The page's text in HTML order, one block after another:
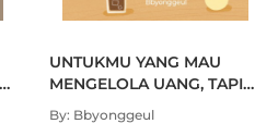
UNTUKMU YANG MAU
MENGELOLA UANG, TAPI
TAKUT MEMULAINYA
By: Bbyonggeul